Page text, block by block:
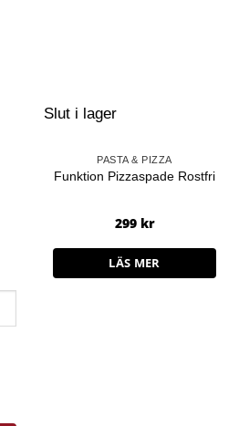
Slut i lager
PASTA & PIZZA
Funktion Pizzaspade Rostfri
299 kr
LÄS MER